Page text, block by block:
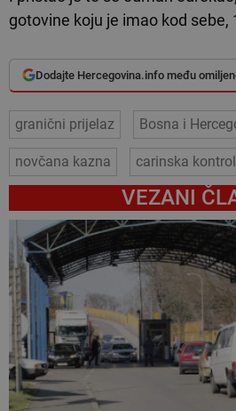
gotovine koju je imao kod sebe,
Dodajte Hercegovina.info među
granični prijelaz Bosna i
novčana kazna carinska
VEZANI